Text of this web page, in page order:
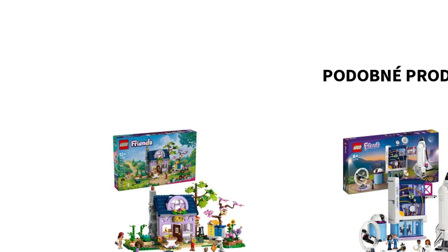
PODOBNÉ
Pociťte bzukot pozitivity při stavění krásné výstavní
stavebnice Dům včelařů a květinová zahrada.
Dostupnost:
Skladem1
12192
LEGO
Zažehněte v dětech vášeň pro vesmír
propracovanou vzdělávací hračkou,
představovat si, že trénují na
Dostupnost:
Skladem
3
10020